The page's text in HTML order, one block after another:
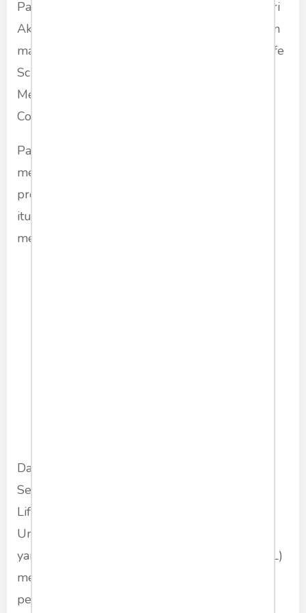
Pada tanggal 21 Januari 2020, tiga peneliti dari
Akademi Ilmu Pengetahuan China menerbitkan
makalah bersama dalam jurnal "Sains China Life
Sciences", yang ditulis dalam bahasa Inggris.
Mereka mengungkapkan kebenaran tentang
Coronavirus novel.
Para peneliti terkejut ketika mereka
membandingkan protein S-SARS dengan
protein S-Wuhan CoV dan menemukan bahwa
itu tidak mengubah komposisi struktural virus
meskipun empat asam amino diganti.
Dalam studi pendahuluan yang diterbitkan
Selasa (3/3/2020), para ilmuwan di School of
Life Sciences dan Institut Pasteur Shanghai
Universitas Peking menemukan bahwa jenis
yang lebih agresif dari coronavirus baru (type L)
menyumbang korban dengan total sekitar 70
persen kasus SARS-CoV-2 di seluruh